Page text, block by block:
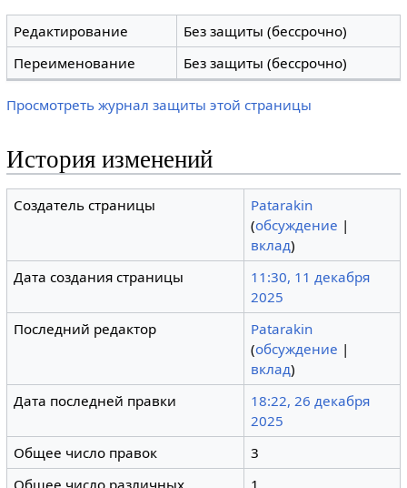
Редактирование
Без защиты (бессрочно)
Переименование
Без защиты (бессрочно)
Просмотреть журнал защиты этой страницы
История изменений
Создатель страницы
Patarakin
(обсуждение |
вклад)
Дата создания страницы
11:30, 11 декабря
2025
Последний редактор
Patarakin
(обсуждение |
вклад)
Дата последней правки
18:22, 26 декабря
2025
Общее число правок
3